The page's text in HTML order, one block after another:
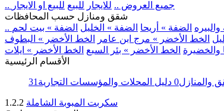
.. جميع العروض .. للايجار للبيع للبيع او الايجار
شقق ومنازل حسب المحافظات
الضفة » أريحا الضفة » الخليل الضفة » بيت لحم
الخط الأخضر » مرج ابن عامر
الخط الأخضر » البطوف
والخضيرة الخط الأخضر » بئر السبع الخط الأخضر » ايلات
الأقسام الرئيسية
والمنازل0 دليل المحلات والمؤسسات التجارية 31
سكربت المبوبة الشاملة